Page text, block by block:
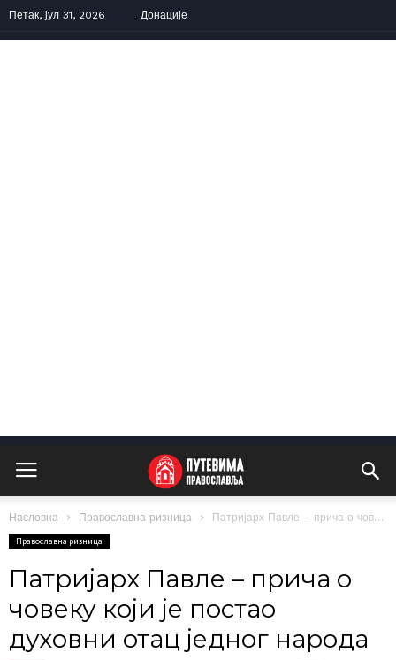
Петак, јул 31, 2026 Донације
Насловна Православна ризница Патријарх Павле – прича о човеку који је постао духовни отац једног...
Православна ризница
Патријарх Павле – прича о
човеку који је постао
духовни отац једног народа